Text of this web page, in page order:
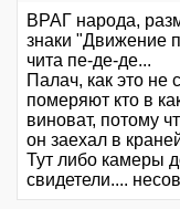
ВРАГ народа,
знаки
чита пе-де-де...
Палач, как это не
померяют кто в
виноват, потому
он заехал в
Тут либо камеры
свидетели....